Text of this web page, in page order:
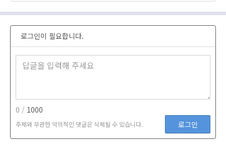
로그인이 필요합니다.
0 / 1000
주제와 무관한 악의적인 댓글은 삭제될 수 있습니다. 로그인